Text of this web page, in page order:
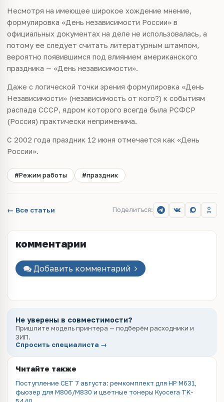
Несмотря на имеющее широкое хождение мнeние,
формулировка «День независимости России» в
официальных документах на деле не использовалась, а
потому ее следует считать литературным штампом,
вероятно появившимся под влиянием амeриканского
праздника — «День независимости».
Даже с логической точки зрения формулировка «День
Независимости» (независимость от кого?) к событиям
распада СССР, ядром которого всегда была РСФСР
(Россия) практически неприменима.
С 2002 года праздник 12 июня отмечается как «День
России».
#Режим работы #праздник
← Все статьи Поделиться:
комментарии
Добавить комментарий
Не уверены в совместимости?
Пришлите модель принтера — подберём расходники и
ЗИП.
Спросить специалиста →
Читайте также
Поступление CET 7 августа: ремкомплект для HP M631,
фьюзер для M806/M830 и цветные тонеры Kyocera TK-